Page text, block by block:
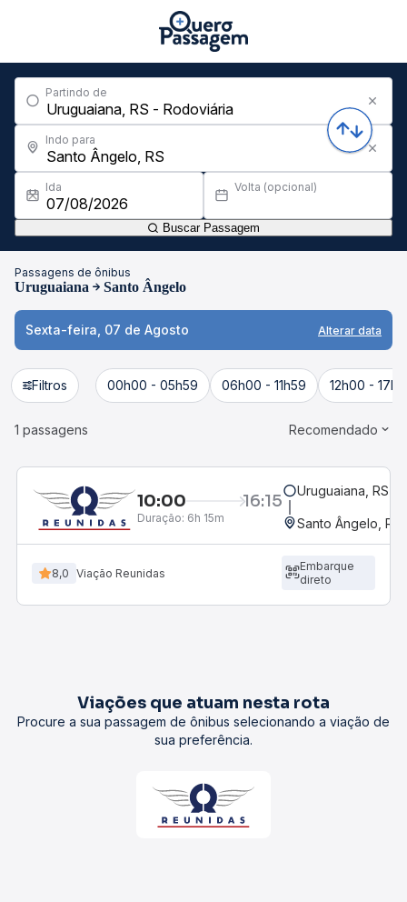
Partindo de
Indo para
Ida Volta (opcional)
Buscar Passagem
Passagens de ônibus
Uruguaiana Santo Ângelo
Sexta-feira, 07 de Agosto Alterar data
Filtros 00h00 - 05h59 06h00 - 11h59 12h00 -
1 passagens Recomendado
10:00 16:15
Duração: 6h 15m
Uruguaiana, RS -
Santo Ângelo, RS
8,0 Viação Reunidas
Embarque
direto
Viações que atuam nesta rota
Procure a sua passagem de ônibus selecionando a viação de
sua preferência.